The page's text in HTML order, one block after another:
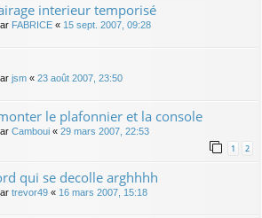
interieur temporisé
FABRICE « 15 sept. 2007, 09:28
jsm « 23 août 2007, 23:50
le plafonnier et la console
Camboui « 29 mars 2007, 22:53
1 2
qui se decolle arghhhh
trevor49 « 16 mars 2007, 15:18